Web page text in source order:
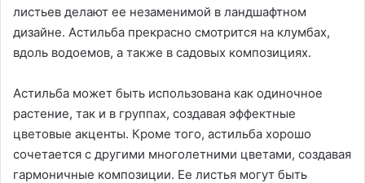
листьев делают ее незаменимой в ландшафтном
дизайне. Астильба прекрасно смотрится на клумбах,
вдоль водоемов, а также в садовых композициях.
Астильба может быть использована как одиночное
растение, так и в группах, создавая эффектные
цветовые акценты. Кроме того, астильба хорошо
сочетается с другими многолетними цветами, создавая
гармоничные композиции. Ее листья могут быть